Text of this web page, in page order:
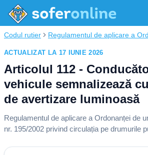
Codul rutier Regulamentul de aplicare a
ACTUALIZAT LA 17 IUNIE 2026
Articolul 112 -
vehicule semnalizează
de avertizare luminoasă
Regulamentul de aplicare a Ordonanței de
nr. 195/2002 privind circulația pe drumurile